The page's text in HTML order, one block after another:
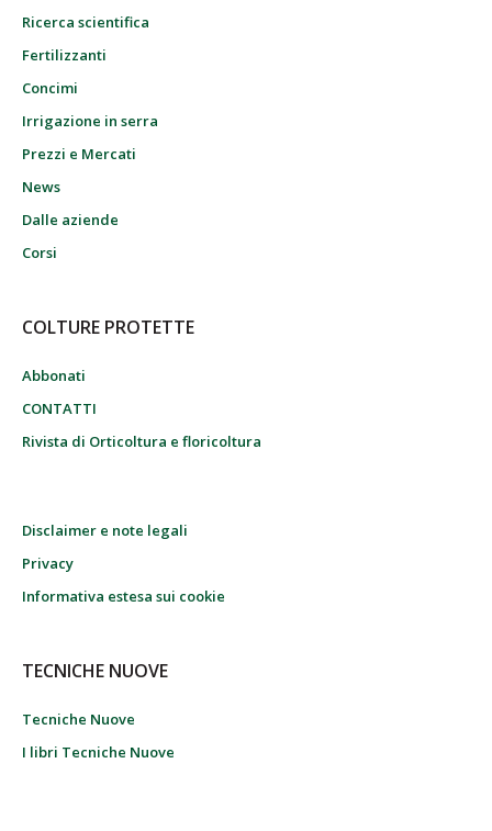
Ricerca scientifica
Fertilizzanti
Concimi
Irrigazione in serra
Prezzi e Mercati
News
Dalle aziende
Corsi
COLTURE PROTETTE
Abbonati
CONTATTI
Rivista di Orticoltura e floricoltura
Disclaimer e note legali
Privacy
Informativa estesa sui cookie
TECNICHE NUOVE
Tecniche Nuove
I libri Tecniche Nuove